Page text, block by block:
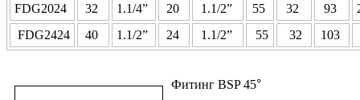
FDG2024
32 1.1/4” 20 1.1/2” 55 32 93
FDG2424
40 1.1/2” 24 1.1/2” 55 32 103
Фитинг BSP 45°